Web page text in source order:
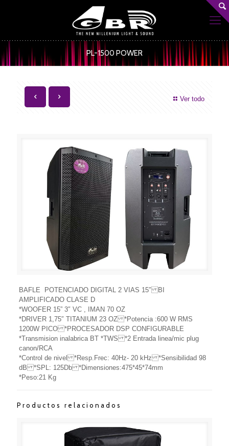
PL-1500 POWER
Ver todo
BAFLE POTENCIADO DIGITAL 2 VIAS 15″ BI
AMPLIFICADO CLASE D
*WOOFER 15” 3″ VC , IMAN 70 OZ
*DRIVER 1,75″ TITANIUM 23 OZ *Potencia :600 W RMS
1200W PICO *PROCESADOR DSP CONFIGURABLE
*Transmision inalabrica BT *TWS *2 Entrada linea/mic plug
canon/RCA
*Control de nivel *Resp.Frec: 40Hz- 20 kHz *Sensibilidad 98
dB *SPL: 125Db *Dimensiones:475*45*74mm
*Peso:21 Kg
Productos relacionados